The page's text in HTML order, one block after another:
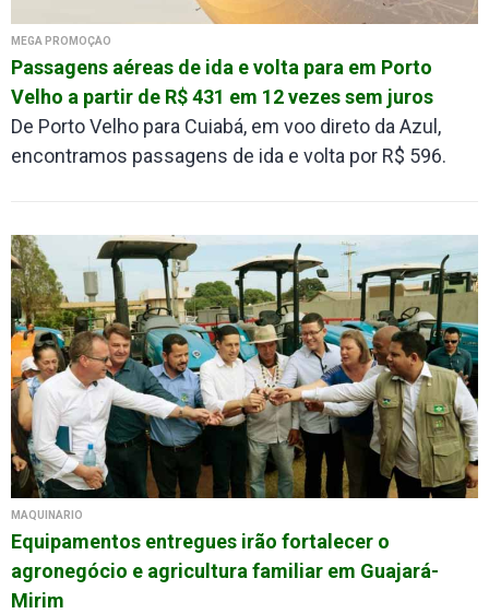
MEGA PROMOÇÃO
Passagens aéreas de ida e volta para em Porto
Velho a partir de R$ 431 em 12 vezes sem juros
De Porto Velho para Cuiabá, em voo direto da Azul,
encontramos passagens de ida e volta por R$ 596.
MAQUINÁRIO
Equipamentos entregues irão fortalecer o
agronegócio e agricultura familiar em Guajará-
Mirim